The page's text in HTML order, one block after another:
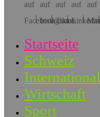
Startseite
Schweiz
International
Wirtschaft
Sport